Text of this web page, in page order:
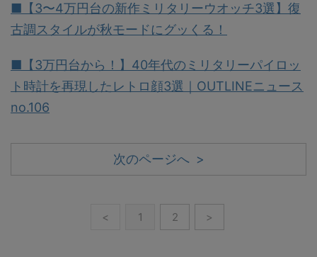
■【3〜4万円台の新作ミリタリーウオッチ3選】復
古調スタイルが秋モードにグッくる！
■【3万円台から！】40年代のミリタリーパイロッ
ト時計を再現したレトロ顔3選｜OUTLINEニュース
no.106
次のページへ >
< 1 2 >